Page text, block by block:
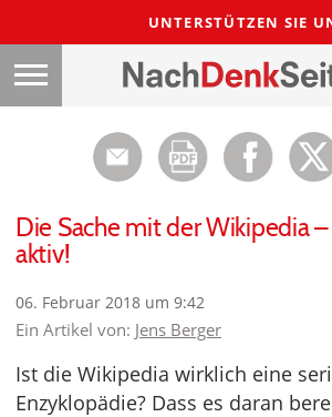
UNTERSTÜTZEN SIE
Die Sache mit der Wikipedia
aktiv!
06. Februar 2018 um 9:42
Ein Artikel von: Jens Berger
Ist die Wikipedia wirklich eine
Enzyklopädie? Dass es daran